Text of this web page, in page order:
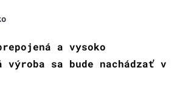
a vysoko
výroba sa bude nachádzať v